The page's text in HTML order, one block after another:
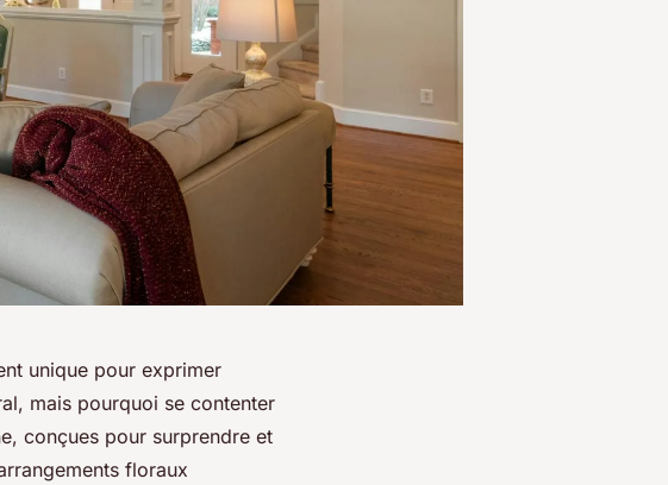
unique pour exprimer
mais pourquoi se contenter
conçues pour surprendre et
floraux